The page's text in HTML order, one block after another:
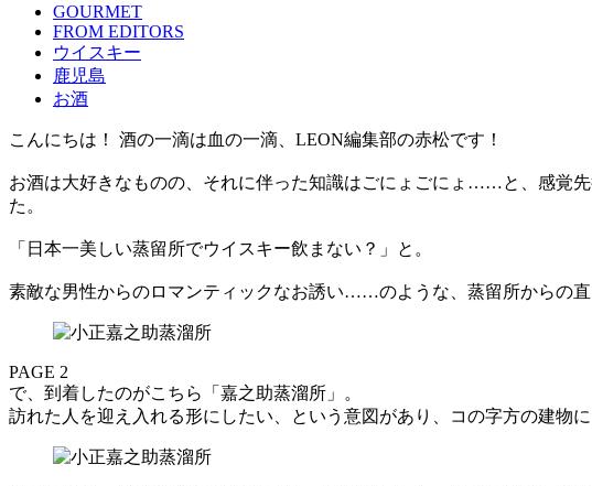
GOURMET
FROM EDITORS
ウイスキー
鹿児島
お酒
こんにちは！ 酒の一滴は血の一滴、LEON編集部の赤松です！
お酒は大好きなものの、それに伴った知識はごにょごにょ……と、感覚
た。
「日本一美しい蒸留所でウイスキー飲まない？」と。
素敵な男性からのロマンティックなお誘い……のような、蒸留所からの
PAGE 2
で、到着したのがこちら「嘉之助蒸溜所」。
訪れた人を迎え入れる形にしたい、という意図があり、コの字方の建物